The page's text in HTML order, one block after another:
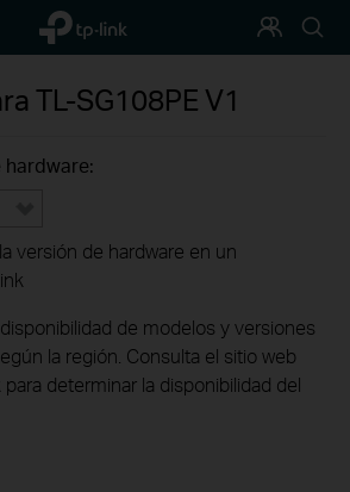
TP-Link,
Reliably
Programa
de
TL-SG108PE V1
hardware:
versión de hardware en un
de modelos y versiones
la región. Consulta el sitio web
determinar la disponibilidad del